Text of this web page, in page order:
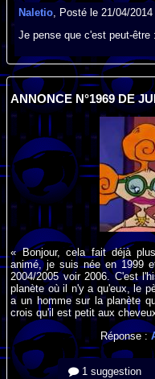
Naletio , Posté le 21/04/2014
Je pense que c'est peut-
ANNONCE N°1969 DE
« Bonjour, cela fait déjà
animé, je suis née en 1999
2004/2005 voir 2006. C'est
planète où il n'y a qu'eux, le
a un homme sur la planète
crois qu'il est petit aux
Réponse :
1 suggestion